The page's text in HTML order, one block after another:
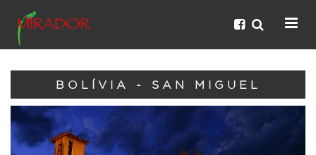
BOLÍVIA - SAN MIGUEL